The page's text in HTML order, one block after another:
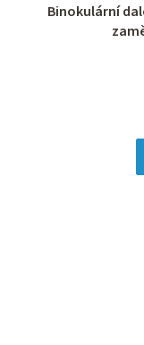
Binokulární